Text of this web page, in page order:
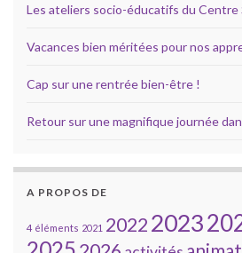
Les ateliers socio-éducatifs du
Vacances bien méritées pour nos
Cap sur une rentrée bien-être !
Retour sur une magnifique journée
A PROPOS DE
4 éléments 2021 20222023